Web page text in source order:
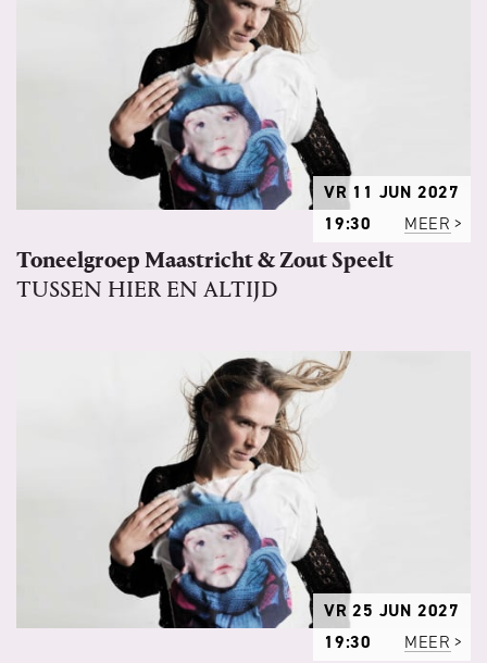
VR 11 JUN 2027
19:30
MEER
Toneelgroep Maastricht & Zout Speelt
TUSSEN HIER EN ALTIJD
VR 25 JUN 2027
19:30
MEER